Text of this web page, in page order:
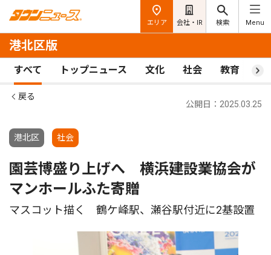
エリア 会社・IR 検索 Menu
港北区版
すべて トップニュース 文化 社会 教育 ス
戻る
港北区 社会
公開日：2025.03.25
園芸博盛り上げへ 横浜建設業協会が
マンホールふた寄贈
マスコット描く 鶴ケ峰駅、瀬谷駅付近に2基設置